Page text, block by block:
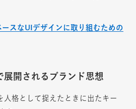
スなUIデザインに取り組むための
展開されるブランド思想
人格として捉えたときに出たキー